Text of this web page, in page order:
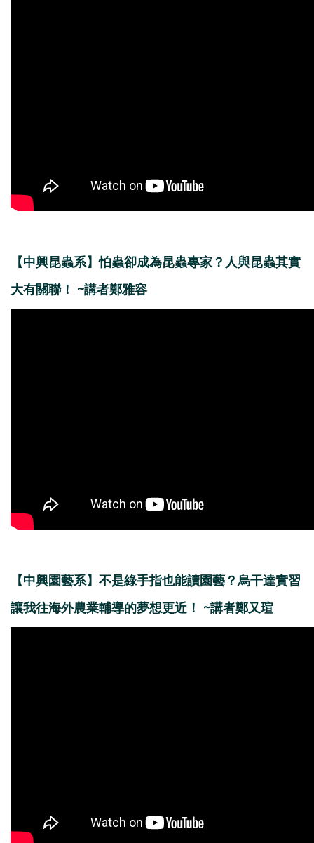
【中興昆蟲系】怕蟲卻成為昆蟲專家？人與昆蟲其實
大有關聯！ ~講者鄭雅容
【中興園藝系】不是綠手指也能讀園藝？烏干達實習
讓我往海外農業輔導的夢想更近！ ~講者鄭又瑄